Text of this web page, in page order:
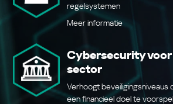
regelsystemen
Meer informatie
Cybersecurity
sector
Verhoogt
een financieel doel te